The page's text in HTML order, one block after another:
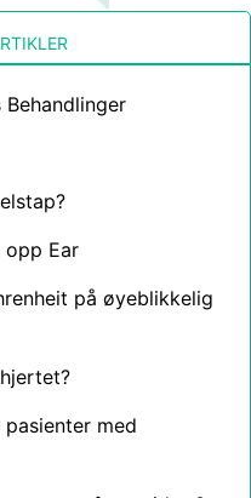
opp Ear
på øyeblikkelig
med